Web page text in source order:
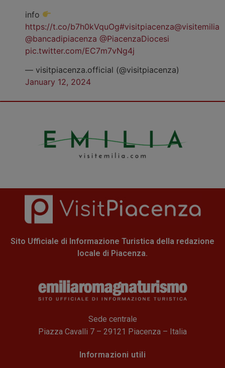
info
https://t.co/b7h0kVquOg#visitpiacenza@visitemilia
@bancadipiacenza @PiacenzaDiocesi
pic.twitter.com/EC7m7vNg4j
— visitpiacenza.official (@visitpiacenza)
January 12, 2024
Sito Ufficiale di Informazione Turistica della redazione
locale di Piacenza.
Sede centrale
Piazza Cavalli 7 – 29121 Piacenza – Italia
Informazioni utili